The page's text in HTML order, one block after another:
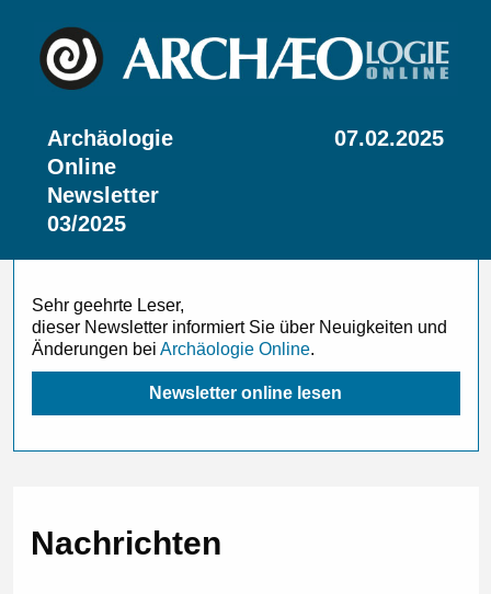
Archäologie
Online
Newsletter
03/2025
07.02.2025
Sehr geehrte Leser,
dieser Newsletter informiert Sie über Neuigkeiten und
Änderungen bei Archäologie Online.
Newsletter online lesen
Nachrichten